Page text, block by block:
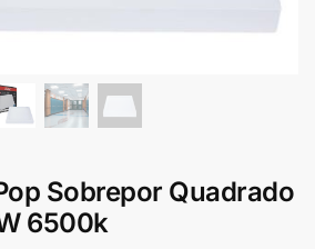
Sobrepor Quadrado
6500k